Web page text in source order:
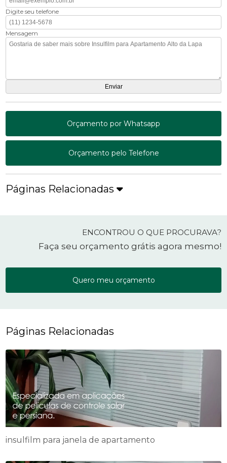
Digite seu telefone
Mensagem
Orçamento por Whatsapp
Orçamento pelo Telefone
Páginas Relacionadas
ENCONTROU O QUE PROCURAVA?
Faça seu orçamento grátis agora mesmo!
Quero meu orçamento
Páginas Relacionadas
insulfilm para janela de apartamento